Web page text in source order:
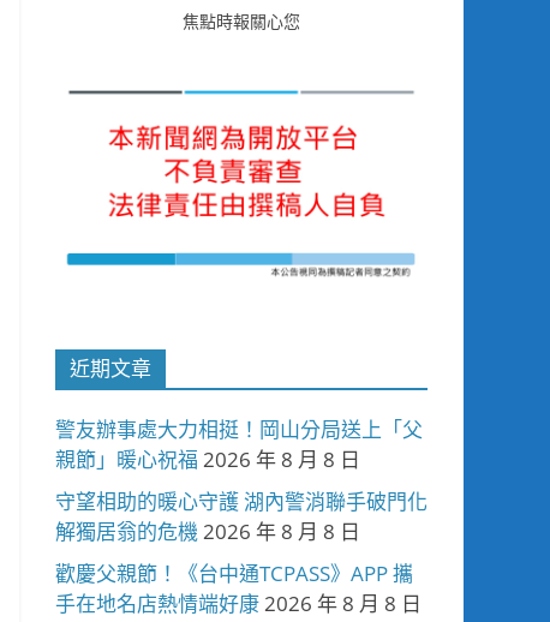
焦點時報關心您
近期文章
警友辦事處大力相挺！岡山分局送上「父
親節」暖心祝福 2026 年 8 月 8 日
守望相助的暖心守護 湖內警消聯手破門化
解獨居翁的危機2026 年 8 月 8 日
歡慶父親節！《台中通TCPASS》APP 攜
手在地名店熱情端好康2026 年 8 月 8 日